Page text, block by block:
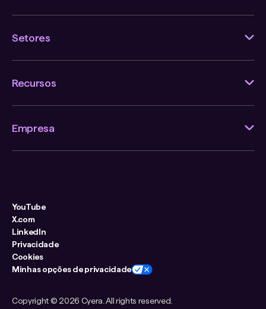
Setores
Recursos
Empresa
Copyright © 2026 Cyera. All rights reserved.
YouTube
X.com
LinkedIn
Privacidade
Cookies
Minhas opções de privacidade